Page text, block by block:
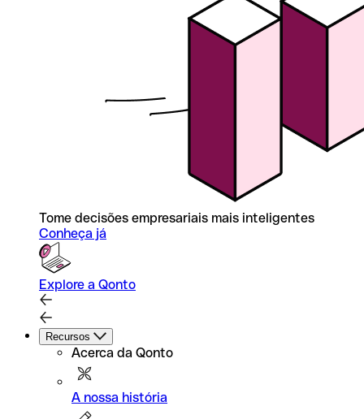
Tome decisões empresariais mais inteligentes
Conheça já
Explore a Qonto
Recursos
Acerca da Qonto
A nossa história